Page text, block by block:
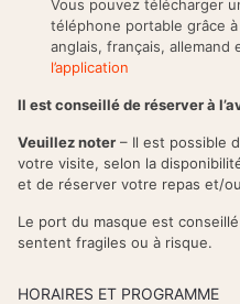
Vous pouvez télécharger
téléphone portable grâce à
anglais, français, allemand
l’application
Il est conseillé de réserver à
Veuillez noter – Il est possible
votre visite, selon la
et de réserver votre repas et/
Le port du masque est
sentent fragiles ou à risque.
HORAIRES ET PROGRAMME